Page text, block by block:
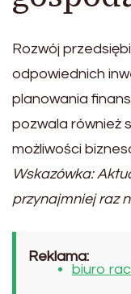
Rozwój
odpowiednich
planowania
pozwala również
możliwości
Wskazówka:
przynajmniej raz
Reklama:
biuro